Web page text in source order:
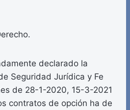
declarado la
Seguridad Jurídica y Fe
de 28-1-2020, 15-3-2021
contratos de opción ha de